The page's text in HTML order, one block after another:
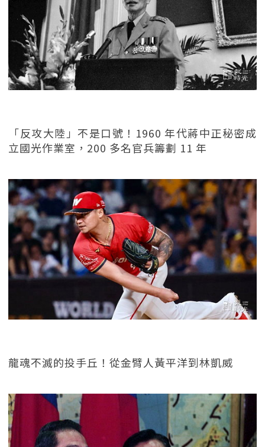
「反攻大陸」不是口號！1960 年代蔣中正秘密成
立國光作業室，200 多名官兵籌劃 11 年
龍魂不滅的投手丘！從金臂人黃平洋到林凱威